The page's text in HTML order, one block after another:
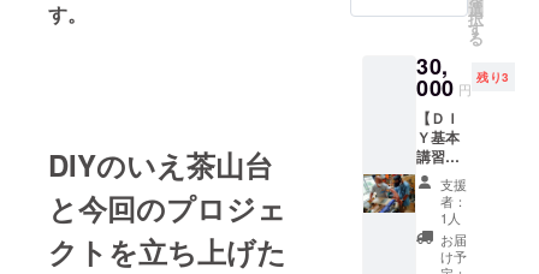
す。
DIYのいえ茶山台
と今回のプロジェ
クトを立ち上げた
ルオア
ング方
式なの
で、達
成しな
かった
らごめ
んなさ
い） ご
支援頂
ける際
には、
名：BE
HOME
商品
名：ザ
ンタン
エプロ
ン） サ
イズは
フリー
サイズ
のみで
は苦手
なこと
もいろ
いろあ
りま
す。例
えば
日々の
活動を
SNSで
情報発
ロンを
新たに
ウェア
として
用意し
ます。
これに
合わせ
て、ご
支援い
ただけ
る方や
利用者
選
択
す
る
30,
000 円
残り3
【ＤＩ
Ｙ基本
講習会
参加
権】 Ｄ
ＩＹア
ドバイ
ザーが
支援
者：
1人
お届
け予